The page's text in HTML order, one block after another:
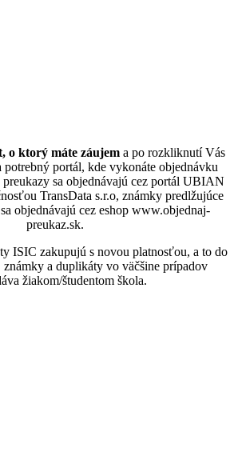
o ktorý máte záujem a po rozkliknutí Vás
potrebný portál, kde vykonáte objednávku
sa objednávajú cez portál UBIAN
TransData s.r.o, známky predlžujúce
objednávajú cez eshop www.objednaj-
preukaz.sk.
ISIC zakupujú s novou platnosťou, a to do
známky a duplikáty vo väčšine prípadov
žiakom/študentom škola.